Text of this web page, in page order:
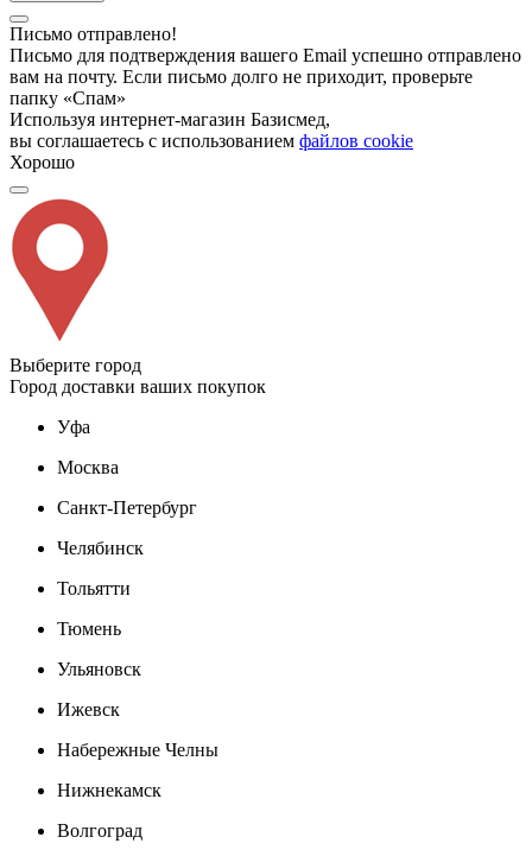
Письмо отправлено!
Письмо для подтверждения вашего Email успешно отправлено
вам на почту. Если письмо долго не приходит, проверьте
папку «Спам»
Используя интернет-магазин Базисмед,
вы соглашаетесь с использованием файлов cookie
Хорошо
Выберите город
Город доставки ваших покупок
Уфа
Москва
Санкт-Петербург
Челябинск
Тольятти
Тюмень
Ульяновск
Ижевск
Набережные Челны
Нижнекамск
Волгоград